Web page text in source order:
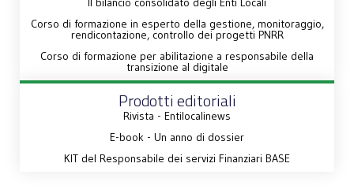
Corso di formazione in esperto della gestione, monitoraggio,
rendicontazione, controllo dei progetti PNRR
Corso di formazione per abilitazione a responsabile della
transizione al digitale
Prodotti editoriali
Rivista - Entilocalinews
E-book - Un anno di dossier
KIT del Responsabile dei servizi Finanziari BASE